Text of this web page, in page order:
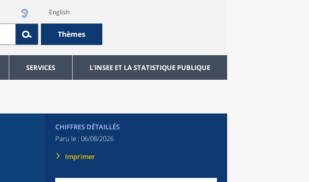
English
Thèmes
SERVICES L'INSEE ET LA STATISTIQUE PUBLIQUE
CHIFFRES DÉTAILLÉS
Paru le : 06/08/2026
Imprimer